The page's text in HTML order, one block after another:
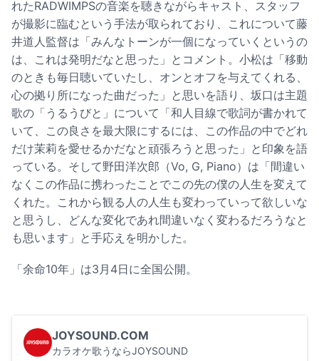
れたRADWIMPSの音楽を聴きながらキャスト、スタッフ
が撮影に臨むという手法が取られており、これについて藤
井道人監督は「みんなトーンが一個になっていくというの
は、これは発明だなと思った」とコメント。小松は「移動
のときも毎日聴いていたし、オンとオフを与えてくれる、
心の拠り所になった曲だった」と思いを語り、坂口は主題
歌の「うるうびと」について「和人目線で歌詞が書かれて
いて、この良さを最大限にするには、この作品の中でどれ
だけ茉莉を愛せるかだなと頑張ろうと思った」と印象を語
っている。そして野田洋次郎（Vo, G, Piano）は「間違い
なくこの作品に携わったことでこの先の僕の人生を変えて
くれた。これから観る人の人生も変わっていって欲しいな
と思うし、どんな変化であれ間違いなく変わるだろうなと
も思います」と手応えを明かした。
「余命10年」は3月4日に全国公開。
JOYSOUND.COM
カラオケ歌うならJOYSOUND